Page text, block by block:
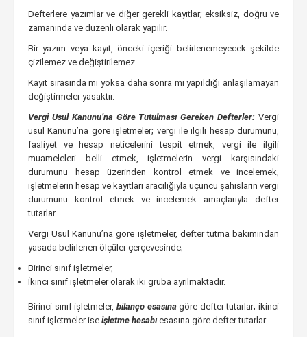
Defterlere yazımlar ve diğer gerekli kayıtlar; eksiksiz, doğru ve
zamanında ve düzenli olarak yapılır.
Bir yazım veya kayıt, önceki içeriği belirlenemeyecek şekilde
çizilemez ve değiştirilemez.
Kayıt sırasında mı yoksa daha sonra mı yapıldığı anlaşılamayan
değiştirmeler yasaktır.
Vergi Usul Kanunu’na Göre Tutulması Gereken Defterler: Vergi
usul Kanunu’na göre işletmeler; vergi ile ilgili hesap durumunu,
faaliyet ve hesap neticelerini tespit etmek, vergi ile ilgili
muameleleri belli etmek, işletmelerin vergi karşısındaki
durumunu hesap üzerinden kontrol etmek ve incelemek,
işletmelerin hesap ve kayıtları aracılığıyla üçüncü şahısların vergi
durumunu kontrol etmek ve incelemek amaçlarıyla defter
tutarlar.
Vergi Usul Kanunu’na göre işletmeler, defter tutma bakımından
yasada belirlenen ölçüler çerçevesinde;
Birinci sınıf işletmeler,
İkinci sınıf işletmeler olarak iki gruba ayrılmaktadır.
Birinci sınıf işletmeler, bilanço esasınagöre defter tutarlar; ikinci
sınıf işletmeler ise işletme hesabı esasına göre defter tutarlar.